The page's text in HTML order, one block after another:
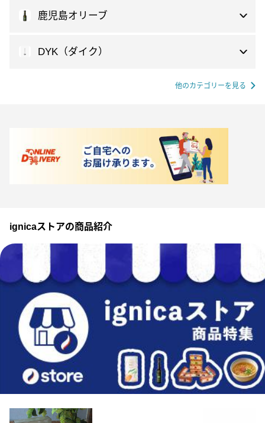
鹿児島オリーブ
DYK（ダイク）
他のカテゴリーを見る
ignicaストアの商品紹介